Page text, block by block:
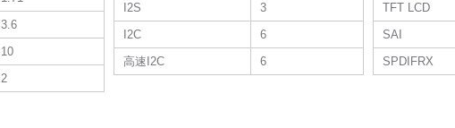
3.6
10
2
I2S
3
I2C
6
高速I2C
6
TFT LCD
SAI
SPDIFRX